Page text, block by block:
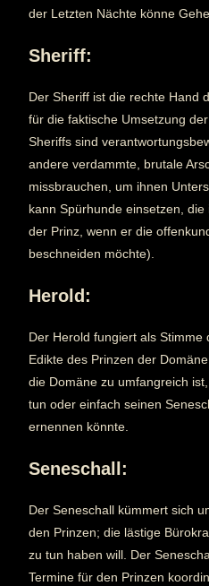
der Letzten Nächte könne
Sheriff:
Der Sheriff ist die rechte Hand
für die faktische Umsetzung
Sheriffs sind
andere verdammte, brutale
missbrauchen, um ihnen
kann Spürhunde einsetzen,
der Prinz, wenn er die
beschneiden möchte).
Herold:
Der Herold fungiert als
Edikte des Prinzen der
die Domäne zu umfangreich
tun oder einfach seinen
ernennen könnte.
Seneschall:
Der Seneschall kümmert sich
den Prinzen; die lästige
zu tun haben will. Der
Termine für den Prinzen